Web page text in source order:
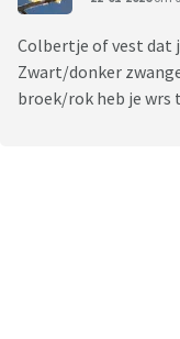
Colbertje of vest dat
Zwart/donker
broek/rok heb je wrs